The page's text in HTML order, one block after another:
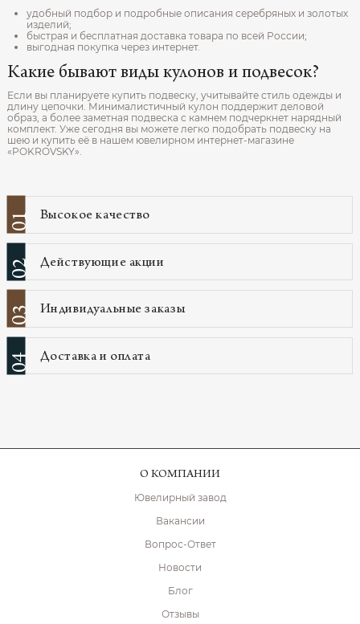
удобный подбор и подробные описания серебряных и золотых
изделий;
быстрая и бесплатная доставка товара по всей России;
выгодная покупка через интернет.
Какие бывают виды кулонов и подвесок?
Если вы планируете купить подвеску, учитывайте стиль одежды и
длину цепочки. Минималистичный кулон поддержит деловой
образ, а более заметная подвеска с камнем подчеркнет нарядный
комплект. Уже сегодня вы можете легко подобрать подвеску на
шею и купить её в нашем ювелирном интернет‑магазине
«POKROVSKY».
01 Высокое качество
02 Действующие акции
03 Индивидуальные заказы
04 Доставка и оплата
О КОМПАНИИ
Ювелирный завод
Вакансии
Вопрос-Ответ
Новости
Блог
Отзывы